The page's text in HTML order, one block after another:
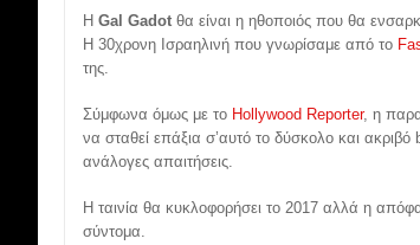
Η Gal Gadot θα είναι η ηθοποιός που θα
Η 30χρονη Ισραηλινή που γνωρίσαμε από το
της.
Σύμφωνα όμως με το Hollywood Reporter, η
να σταθεί επάξια σ’αυτό το δύσκολο και ακριβό
ανάλογες απαιτήσεις.
Η ταινία θα κυκλοφορήσει το 2017 αλλά η
σύντομα.